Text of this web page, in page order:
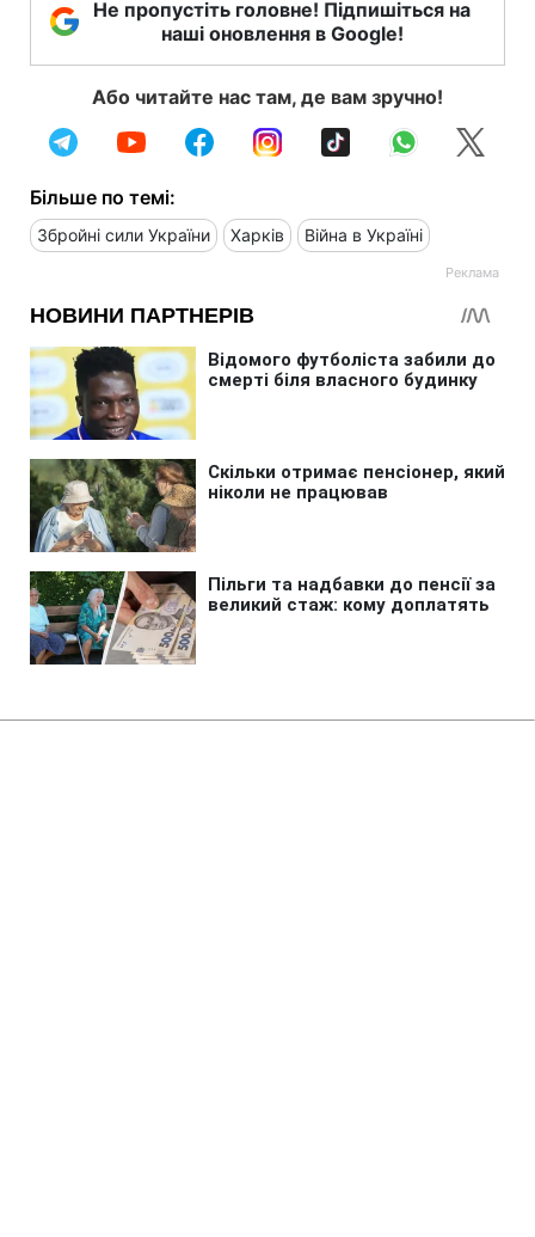
Не пропустіть головне! Підпишіться на
наші оновлення в Google!
Або читайте нас там, де вам зручно!
Більше по темі:
Збройні сили України Харків Війна в Україні